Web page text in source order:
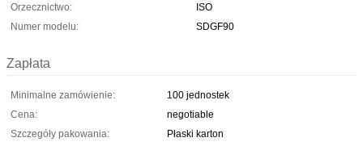
Orzecznictwo:
ISO
Numer modelu:
SDGF90
Zapłata
Minimalne zamówienie:
100 jednostek
Cena:
negotiable
Szczegóły pakowania:
Płaski karton